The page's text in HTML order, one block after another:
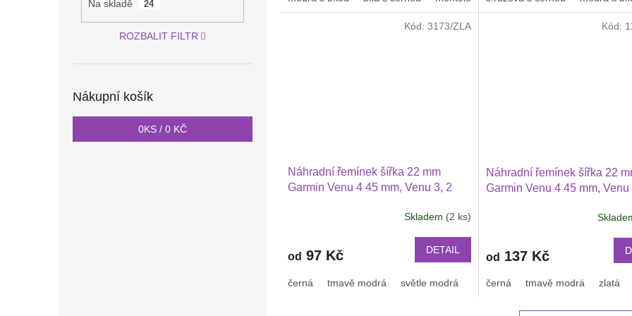
Na skladě 24
ROZBALIT FILTR
Nákupní košík
0KS / 0 KČ
5
Náhradní řemínek šířka 22 mm
Garmin Venu 4 45 mm, Venu 3, 2
Xiaomi GTR 47 mm a další s
podvlékací přezkou v barvě řemínku
2202
Skladem (2 ks)
od 97 Kč DETAIL
černá tmavě modrá světle modrá světle růžová bílá oranžová
Kód: 3173/ZLA
Náhradní řemínek šířka 22
Garmin Venu 4 45 mm, Venu
42 PRO Xiaomi GTR 47 mm
řemínku 2203
od 137 Kč
černá tmavě modrá zlatá
Kód: